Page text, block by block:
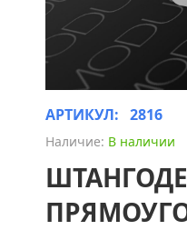
АРТИКУЛ: 2816
Наличие: В наличии